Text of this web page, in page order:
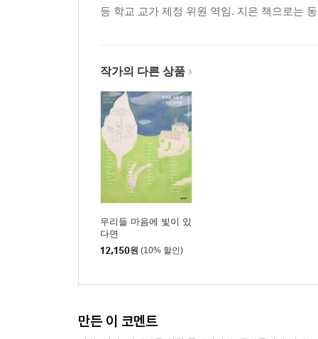
등 학교 교가 제정 위원 역임. 지은 책으로는
작가의 다른 상품
우리들 마음에 빛이 있
다면
12,150원 (10% 할인)
만든 이 코멘트